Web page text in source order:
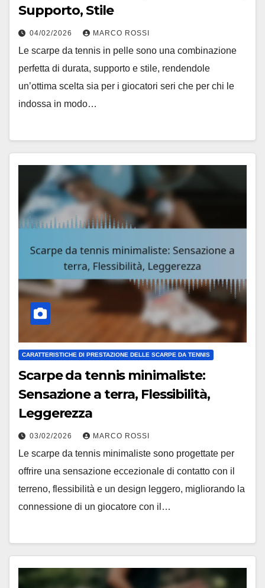
Supporto, Stile
04/02/2026 MARCO ROSSI
Le scarpe da tennis in pelle sono una combinazione
perfetta di durata, supporto e stile, rendendole
un’ottima scelta sia per i giocatori seri che per chi le
indossa in modo…
CARATTERISTICHE DI PRESTAZIONE DELLE SCARPE DA TENNIS
Scarpe da tennis minimaliste:
Sensazione a terra, Flessibilità,
Leggerezza
03/02/2026 MARCO ROSSI
Le scarpe da tennis minimaliste sono progettate per
offrire una sensazione eccezionale di contatto con il
terreno, flessibilità e un design leggero, migliorando la
connessione di un giocatore con il…